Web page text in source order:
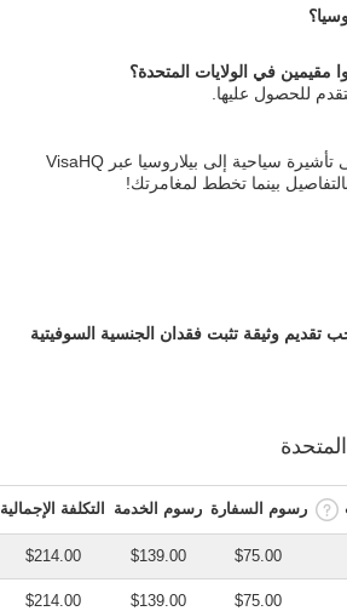
مقيمين في الولايات المتحدة؟
للحصول عليها.
لا تضيع وقتك وجهدك في إجراءات التأشيرة المعقدة. قدم طلبك للحصول على تأشيرة سياحية إلى بيلاروسيا عبر VisaHQ
تقديم وثيقة تثبت فقدان الجنسية السوفيتية
المتحدة
رسوم السفارة رسوم الخدمة التكلفة الإجمالية
$75.00
$139.00
$214.00
$75.00
$139.00
$214.00